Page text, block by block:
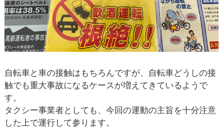
自転車と車の接触はもちろんですが、自転車どうしの接
触でも重大事故になるケースが増えてきているようで
す。
タクシー事業者としても、今回の運動の主旨を十分注意
した上で運行して参ります。